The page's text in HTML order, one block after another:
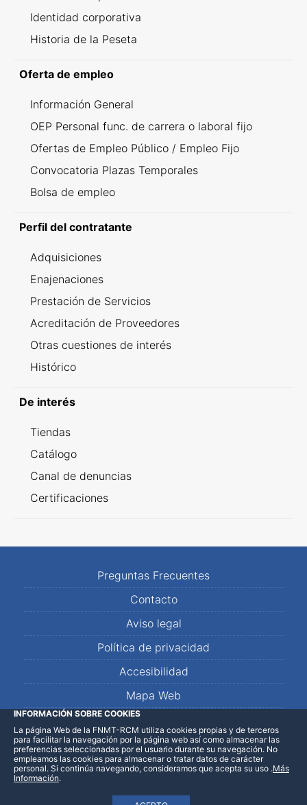
Identidad corporativa
Historia de la Peseta
Oferta de empleo
Información General
OEP Personal func. de carrera o laboral fijo
Ofertas de Empleo Público / Empleo Fijo
Convocatoria Plazas Temporales
Bolsa de empleo
Perfil del contratante
Adquisiciones
Enajenaciones
Prestación de Servicios
Acreditación de Proveedores
Otras cuestiones de interés
Histórico
De interés
Tiendas
Catálogo
Canal de denuncias
Certificaciones
Preguntas Frecuentes
Contacto
Aviso legal
Política de privacidad
Accesibilidad
Mapa Web
LinkedInFacebookWhatsApp
INFORMACIÓN SOBRE COOKIES
La página Web de la FNMT-RCM utiliza cookies propias y de terceros
para facilitar la navegación por la página web así como almacenar las
preferencias seleccionadas por el usuario durante su navegación. No
empleamos las cookies para almacenar o tratar datos de carácter
personal. Si continúa navegando, consideramos que acepta su uso .Más
Información.